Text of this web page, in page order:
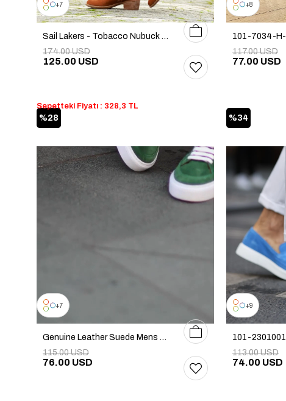
7
Sail Lakers - Tobacco Nubuck Zippered Women's Boots
125.00 USD
174.00 USD
%28
Sepetteki Fiyatı : 328,3 TL
3637
8
77.00 USD
117.00 USD
%34
7
Genuine Leather Suede Mens Sneakers - Casual Shoes For Man - Green Suede, White Men Sneakers
76.00 USD
115.00 USD
4041
9
74.00 USD
113.00 USD